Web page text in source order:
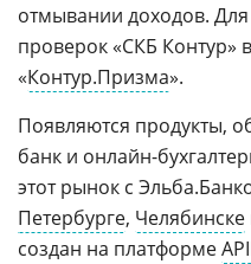
отмывании доходов. Для
проверок «СКБ Контур»
«Контур.Призма».
Появляются продукты,
банк и онлайн-
этот рынок с
Петербурге, Челябинске
создан на платформе